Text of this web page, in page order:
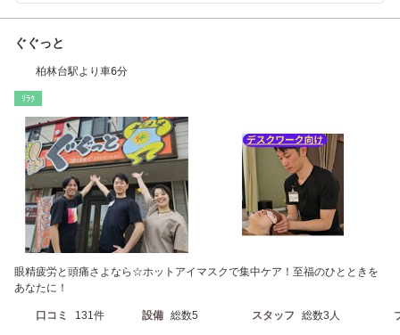
ぐぐっと
柏林台駅より車6分
ﾘﾗｸ
眼精疲労と頭痛さよなら☆ホットアイマスクで集中ケア！至福のひとときを
あなたに！
口コミ 131件 設備 総数5 スタッフ 総数3人